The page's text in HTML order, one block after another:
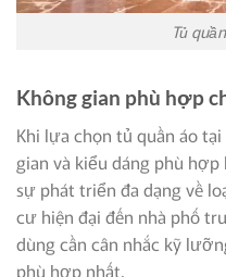
Tủ
Không gian phù hợp
Khi lựa chọn tủ quần áo
gian và kiểu dáng phù
sự phát triển đa dạng về
cư hiện đại đến nhà phố
dùng cần cân nhắc kỹ
phù hợp nhất.